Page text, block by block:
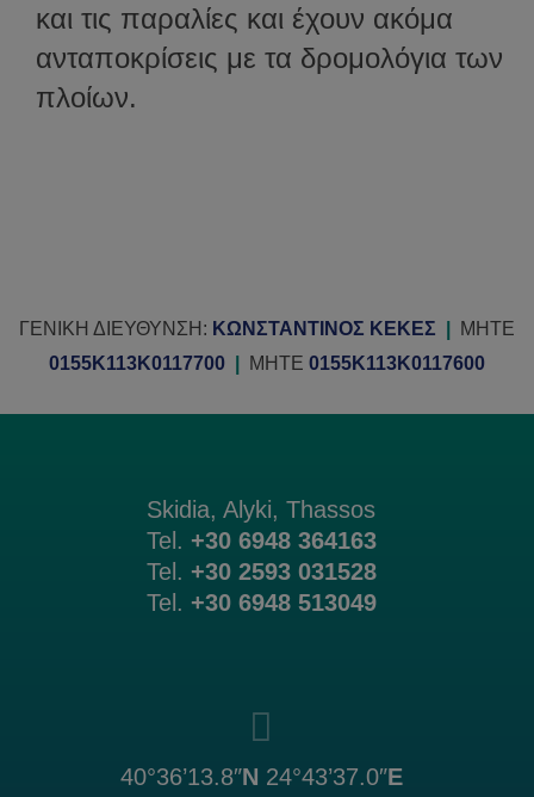
και τις παραλίες και έχουν ακόμα
ανταποκρίσεις με τα δρομολόγια των
πλοίων.
ΓΕΝΙΚΗ ΔΙΕΥΘΥΝΣΗ: ΚΩΝΣΤΑΝΤΙΝΟΣ ΚΕΚΕΣ
MHTE
0155K113K0117700
MHTE 0155K113K0117600
Skidia, Alyki, Thassos
Tel. +30 6948 364163
Tel. +30 2593 031528
Tel. +30 6948 513049
40°36’13.8″N 24°43’37.0″E